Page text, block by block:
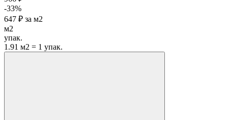
-33%
647 ₽ за м2
м2
упак.
1.91 м2 = 1 упак.